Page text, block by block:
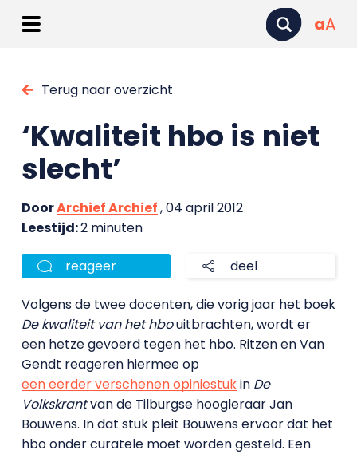
aA
Terug naar overzicht
‘Kwaliteit hbo is niet
slecht’
DoorArchief Archief, 04 april 2012
Leestijd:2 minuten
reageer deel
Volgens de twee docenten, die vorig jaar het boek
De kwaliteit van het hbouitbrachten, wordt er
een hetze gevoerd tegen het hbo. Ritzen en Van
Gendt reageren hiermee op
een eerder verschenen opiniestukin De
Volkskrantvan de Tilburgse hoogleraar Jan
Bouwens. In dat stuk pleit Bouwens ervoor dat het
hbo onder curatele moet worden gesteld. Een